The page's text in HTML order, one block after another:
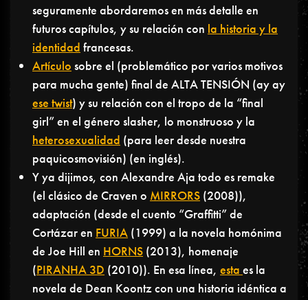
seguramente abordaremos en más detalle en
futuros capítulos, y su relación con la historia y la
identidad francesas.
Artículo sobre el (problemático por varios motivos
para mucha gente) final de ALTA TENSIÓN (ay ay
ese twist) y su relación con el tropo de la “final
girl” en el género slasher, lo monstruoso y la
heterosexualidad (para leer desde nuestra
paquicosmovisión) (en inglés).
Y ya dijimos, con Alexandre Aja todo es remake
(el clásico de Craven o MIRRORS (2008)),
adaptación (desde el cuento “Graffitti” de
Cortázar en FURIA (1999) a la novela homónima
de Joe Hill en HORNS (2013), homenaje
(PIRANHA 3D (2010)). En esa línea, esta es la
novela de Dean Koontz con una historia idéntica a